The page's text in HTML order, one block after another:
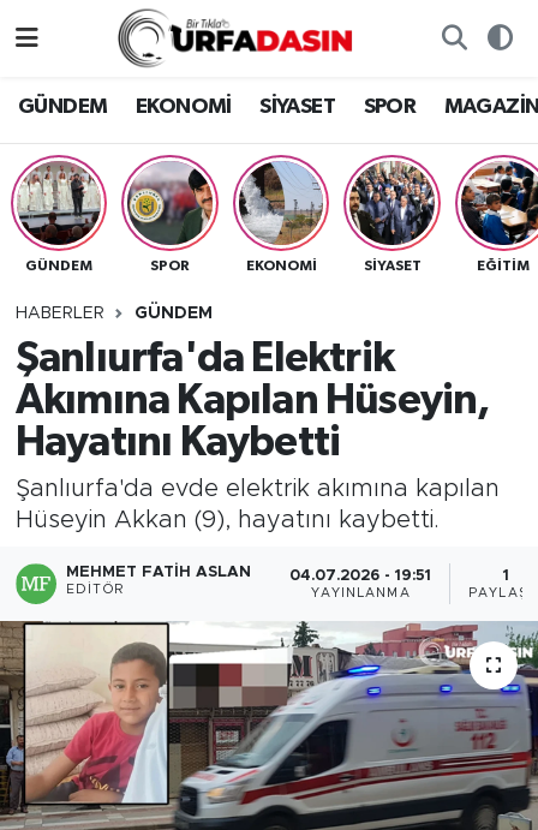
GÜNDEM EKONOMİ SİYASET SPOR
GÜNDEM SPOR EKONOMİ SİYASET EĞITIM
HABERLER GÜNDEM
Şanlıurfa'da Elektrik
Akımına Kapılan Hüseyin,
Hayatını Kaybetti
Şanlıurfa'da evde elektrik akımına kapılan
Hüseyin Akkan (9), hayatını kaybetti.
MEHMET FATIH ASLAN
EDITÖR
04.07.2026 - 19:51
YAYINLANMA
1
EKONOMİ
SİYASET
SPOR
SAĞLIK
TEKNOLOJİ
OTOMOBİL
Gizlilik ve Güvenlik Politikası
İletişim
Nöbetçi Eczaneler
Hava Durumu
Namaz Vakitleri
Trafik Durumu
Süper Lig Puan Durumu ve Fikstür
Tüm Manşetler
Son Dakika Haberleri
Haber Arşivi